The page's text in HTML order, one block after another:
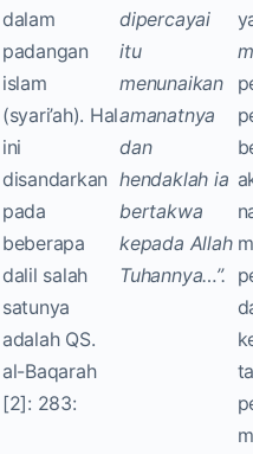
dalam
padangan
islam
(syari’ah). Hal
ini
disandarkan
pada
beberapa
dalil salah
satunya
adalah QS.
al-Baqarah
[2]: 283:
dipercayai
itu
menunaikan
amanatnya
dan
hendaklah ia
bertakwa
kepada Allah
Tuhannya…”.